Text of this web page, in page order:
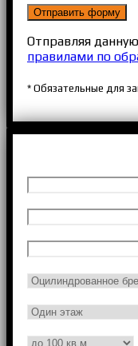
Отправляя
правилами по
* Обязательные для